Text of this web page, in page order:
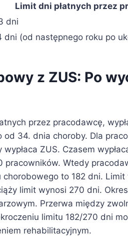
Limit dni płatnych przez
dni
dni (od następnego roku po
z ZUS: Po
przez pracodawcę,
od 34. dnia choroby. Dla
wypłaca ZUS. Czasem
pracowników. Wtedy
chorobowego to 182 dni.
limit wynosi 270 dni.
Przerwa między
limitu 182/270 dni
rehabilitacyjnym.